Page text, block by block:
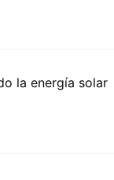
la energía solar